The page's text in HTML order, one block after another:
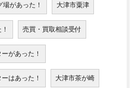
場があった！ 大津市粟津
売買・買取相談受付
があった！
はあった！ 大津市茶が崎